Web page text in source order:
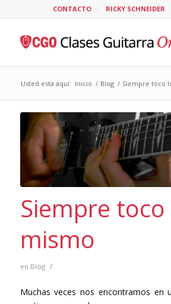
CONTACTO RICKY SCHNEIDER
Usted está aquí: Inicio / Blog / Siempre toco
Siempre toco
mismo
en Blog /
Muchas veces nos encontramos en